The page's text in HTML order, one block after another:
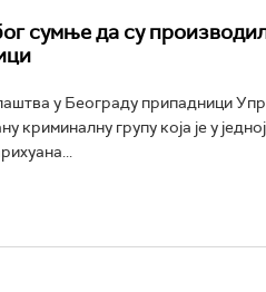
сумње да су
у Београду припадници
криминалну групу која је у